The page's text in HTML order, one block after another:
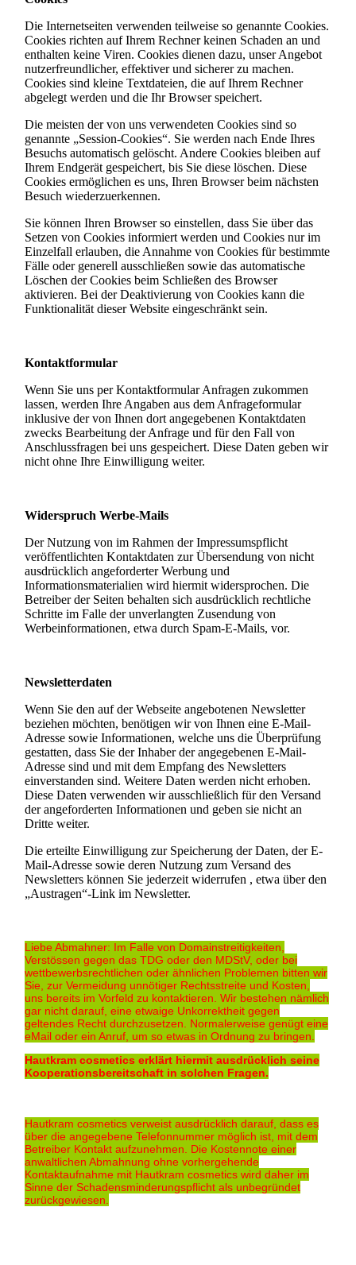
Die Internetseiten verwenden teilweise so genannte Cookies.
Cookies richten auf Ihrem Rechner keinen Schaden an und
enthalten keine Viren. Cookies dienen dazu, unser Angebot
nutzerfreundlicher, effektiver und sicherer zu machen.
Cookies sind kleine Textdateien, die auf Ihrem Rechner
abgelegt werden und die Ihr Browser speichert.
Die meisten der von uns verwendeten Cookies sind so
genannte „Session-Cookies“. Sie werden nach Ende Ihres
Besuchs automatisch gelöscht. Andere Cookies bleiben auf
Ihrem Endgerät gespeichert, bis Sie diese löschen. Diese
Cookies ermöglichen es uns, Ihren Browser beim nächsten
Besuch wiederzuerkennen.
Sie können Ihren Browser so einstellen, dass Sie über das
Setzen von Cookies informiert werden und Cookies nur im
Einzelfall erlauben, die Annahme von Cookies für bestimmte
Fälle oder generell ausschließen sowie das automatische
Löschen der Cookies beim Schließen des Browser
aktivieren. Bei der Deaktivierung von Cookies kann die
Funktionalität dieser Website eingeschränkt sein.
Kontaktformular
Wenn Sie uns per Kontaktformular Anfragen zukommen
lassen, werden Ihre Angaben aus dem Anfrageformular
inklusive der von Ihnen dort angegebenen Kontaktdaten
zwecks Bearbeitung der Anfrage und für den Fall von
Anschlussfragen bei uns gespeichert. Diese Daten geben wir
nicht ohne Ihre Einwilligung weiter.
Widerspruch Werbe-Mails
Der Nutzung von im Rahmen der Impressumspflicht
veröffentlichten Kontaktdaten zur Übersendung von nicht
ausdrücklich angeforderter Werbung und
Informationsmaterialien wird hiermit widersprochen. Die
Betreiber der Seiten behalten sich ausdrücklich rechtliche
Schritte im Falle der unverlangten Zusendung von
Werbeinformationen, etwa durch Spam-E-Mails, vor.
Newsletterdaten
Wenn Sie den auf der Webseite angebotenen Newsletter
beziehen möchten, benötigen wir von Ihnen eine E-Mail-
Adresse sowie Informationen, welche uns die Überprüfung
gestatten, dass Sie der Inhaber der angegebenen E-Mail-
Adresse sind und mit dem Empfang des Newsletters
einverstanden sind. Weitere Daten werden nicht erhoben.
Diese Daten verwenden wir ausschließlich für den Versand
der angeforderten Informationen und geben sie nicht an
Dritte weiter.
Die erteilte Einwilligung zur Speicherung der Daten, der E-
Mail-Adresse sowie deren Nutzung zum Versand des
Newsletters können Sie jederzeit widerrufen , etwa über den
„Austragen“-Link im Newsletter.
Liebe Abmahner: Im Falle von Domainstreitigkeiten,
Verstössen gegen das TDG oder den MDStV, oder bei
wettbewerbsrechtlichen oder ähnlichen Problemen bitten wir
Sie, zur Vermeidung unnötiger Rechtsstreite und Kosten,
uns bereits im Vorfeld zu kontaktieren. Wir bestehen nämlich
gar nicht darauf, eine etwaige Unkorrektheit gegen
geltendes Recht durchzusetzen. Normalerweise genügt eine
eMail oder ein Anruf, um so etwas in Ordnung zu bringen.
Hautkram cosmetics erklärt hiermit ausdrücklich seine
Kooperationsbereitschaft in solchen Fragen.
Hautkram cosmetics verweist ausdrücklich darauf, dass es
über die angegebene Telefonnummer möglich ist, mit dem
Betreiber Kontakt aufzunehmen. Die Kostennote einer
anwaltlichen Abmahnung ohne vorhergehende
Kontaktaufnahme mit Hautkram cosmetics wird daher im
Sinne der Schadensminderungspflicht als unbegründet
zurückgewiesen.